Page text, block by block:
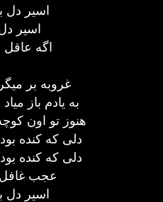
اسیر دل
اسیر
اگه
غروبه بر
به یادم باز
هنوز تو اون
دلی که کنده
دلی که کنده
عجب
اسیر دل